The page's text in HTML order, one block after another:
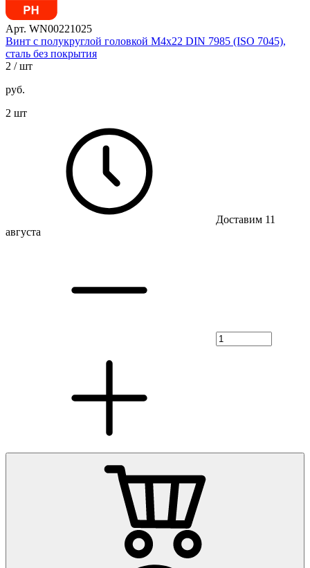
Арт. WN00221025
Винт с полукруглой головкой М4х22 DIN 7985 (ISO 7045),
сталь без покрытия
2 / шт
руб.
2 шт
Доставим 11
августа